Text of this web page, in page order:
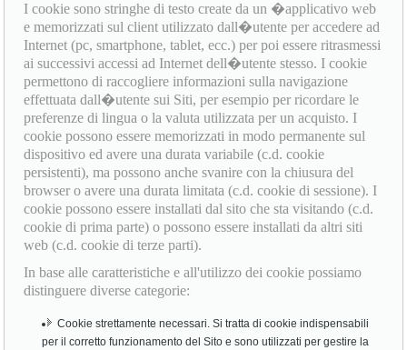
I cookie sono stringhe di testo create da un �applicativo web
e memorizzati sul client utilizzato dall�utente per accedere ad
Internet (pc, smartphone, tablet, ecc.) per poi essere ritrasmessi
ai successivi accessi ad Internet dell�utente stesso. I cookie
permettono di raccogliere informazioni sulla navigazione
effettuata dall�utente sui Siti, per esempio per ricordare le
preferenze di lingua o la valuta utilizzata per un acquisto. I
cookie possono essere memorizzati in modo permanente sul
dispositivo ed avere una durata variabile (c.d. cookie
persistenti), ma possono anche svanire con la chiusura del
browser o avere una durata limitata (c.d. cookie di sessione). I
cookie possono essere installati dal sito che sta visitando (c.d.
cookie di prima parte) o possono essere installati da altri siti
web (c.d. cookie di terze parti).
In base alle caratteristiche e all'utilizzo dei cookie possiamo
distinguere diverse categorie:
Cookie strettamente necessari. Si tratta di cookie indispensabili
per il corretto funzionamento del Sito e sono utilizzati per gestire la